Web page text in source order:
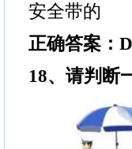
安全带的
正确答案：D
18、请判断